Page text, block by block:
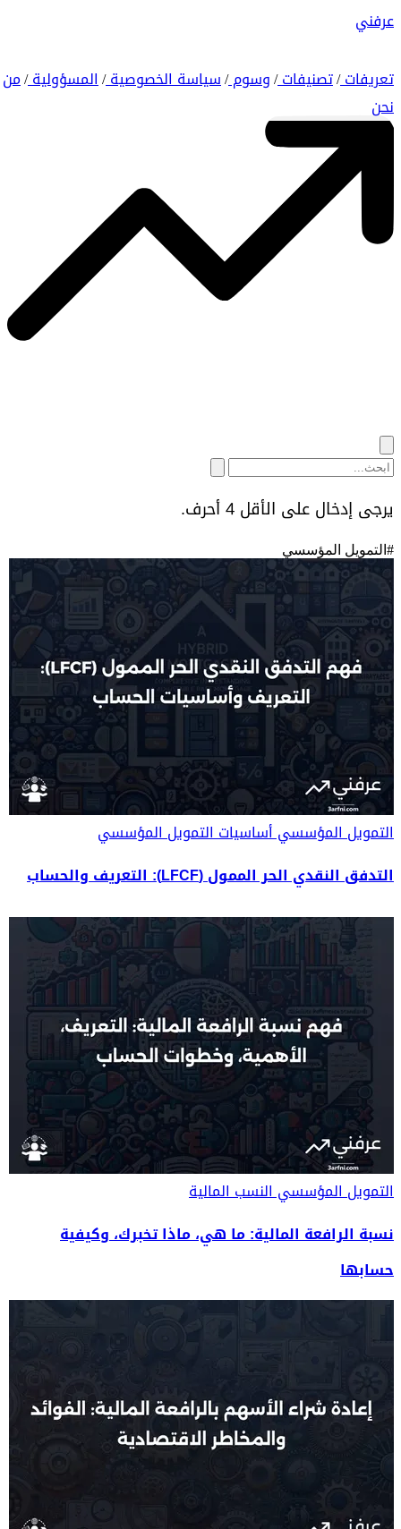
عرفني
تعريفات/ تصنيفات/ وسوم/ سياسة الخصوصية/ المسؤولية/ من
نحن
يرجى إدخال على الأقل 4 أحرف.
# التمويل المؤسسي
التمويل المؤسسيأساسيات التمويل المؤسسي
التدفق النقدي الحر الممول (LFCF): التعريف والحساب
التمويل المؤسسيالنسب المالية
نسبة الرافعة المالية: ما هي، ماذا تخبرك، وكيفية
حسابها